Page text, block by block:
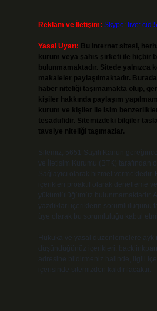
Reklam ve İletişim: Skype:
Yasal Uyarı: Bu internet sitesi,
kurum veya şahıs şirketi ile hiçbir
bulunmamaktadır. Sitede yalnızca
makaleler paylaşılmaktadır.
haber niteliği taşımamakta olup,
kişiler hakkında paylaşım
kurum ve kişiler ile isim
tesadüfidir. Sitemizdeki bilgiler
tavsiye niteliği taşımazlar.
Sitemiz, 5651 Sayılı Kanun
ve İletişim Kurumu (BTK) tarafından
Sağlayıcı olarak hizmet vermektedir.
içerikleri proaktif olarak denetleme
yükümlülüğümüz bulunmamaktadır.
yazdıkları içeriklerin sorumluluğunu
üye olarak bu sorumluluğu kabul
Hukuka ve yasal düzenlemelere
düşündüğünüz içerikleri,
adresine bildirmeniz halinde, ilgili
içerisinde sitemizden kaldırılacaktır.